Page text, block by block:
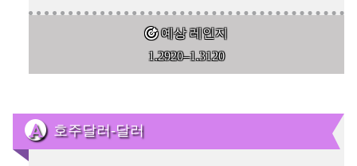
예상 레인지
1.2920–1.3120
호주달러-달러